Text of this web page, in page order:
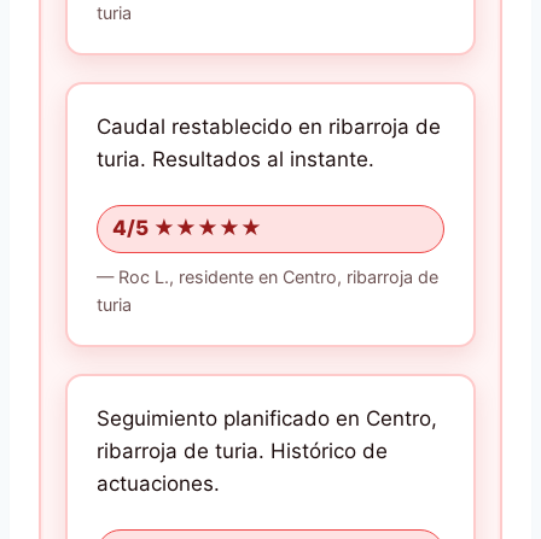
turia
4/5 ★★★★★
Caudal restablecido en ribarroja de
turia. Resultados al instante.
—Roc L., residente en Centro, ribarroja de
turia
Seguimiento planificado en Centro,
ribarroja de turia. Histórico de
actuaciones.